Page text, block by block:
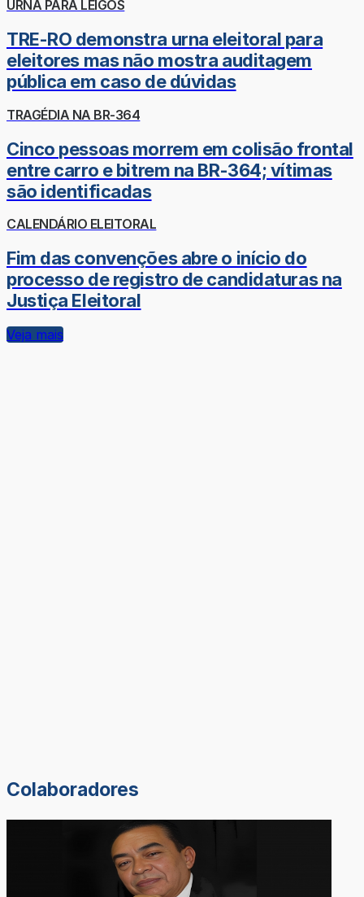
URNA PARA LEIGOS
TRE-RO demonstra urna eleitoral para
eleitores mas não mostra auditagem
pública em caso de dúvidas
TRAGÉDIA NA BR-364
Cinco pessoas morrem em colisão frontal
entre carro e bitrem na BR-364; vítimas
são identificadas
CALENDÁRIO ELEITORAL
Fim das convenções abre o início do
processo de registro de candidaturas na
Justiça Eleitoral
Veja mais
Colaboradores